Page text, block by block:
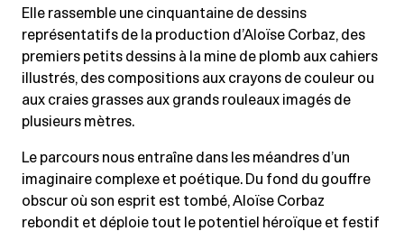
Elle rassemble une cinquantaine de dessins
représentatifs de la production d’Aloïse Corbaz, des
premiers petits dessins à la mine de plomb aux cahiers
illustrés, des compositions aux crayons de couleur ou
aux craies grasses aux grands rouleaux imagés de
plusieurs mètres.
Le parcours nous entraîne dans les méandres d’un
imaginaire complexe et poétique. Du fond du gouffre
obscur où son esprit est tombé, Aloïse Corbaz
rebondit et déploie tout le potentiel héroïque et festif